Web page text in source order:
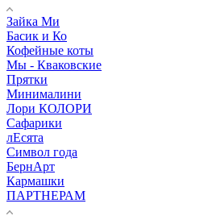
Зайка Ми
Басик и Ко
Кофейные коты
Мы - Кваковские
Прятки
Минималини
Лори КОЛОРИ
Сафарики
лЕсята
Символ года
БернАрт
Кармашки
ПАРТНЕРАМ